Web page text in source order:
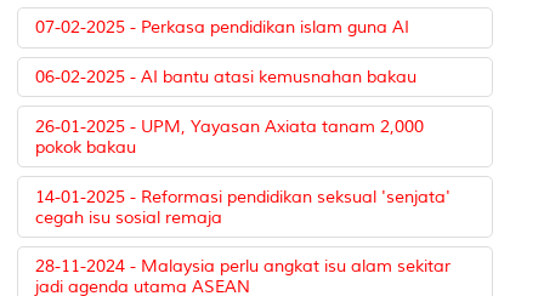
07-02-2025 - Perkasa pendidikan islam guna AI
06-02-2025 - AI bantu atasi kemusnahan bakau
26-01-2025 - UPM, Yayasan Axiata tanam 2,000
pokok bakau
14-01-2025 - Reformasi pendidikan seksual 'senjata'
cegah isu sosial remaja
28-11-2024 - Malaysia perlu angkat isu alam sekitar
jadi agenda utama ASEAN